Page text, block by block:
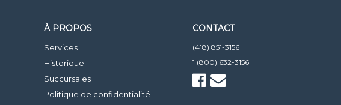
À PROPOS
Services
Historique
Succursales
Politique de confidentialité
CONTACT
(418) 851-3156
1 (800) 632-3156